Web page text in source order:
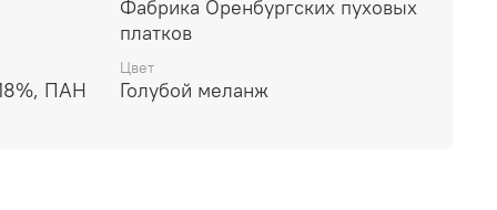
Фабрика Оренбургских пуховых
платков
ПАН
Цвет
Голубой меланж